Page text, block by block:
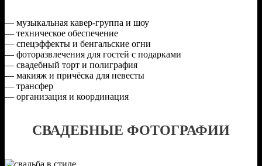
— музыкальная кавер-группа и шоу
— техническое обеспечение
— спецэффекты и бенгальские огни
— фоторазвлечения для гостей с подарками
— свадебный торт и полиграфия
— макияж и причёска для невесты
— трансфер
— организация и координация
СВАДЕБНЫЕ ФОТОГРАФИИ